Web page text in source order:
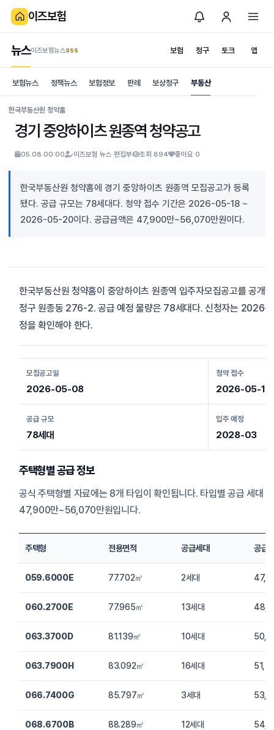
이즈보험
보험 청구
뉴스이즈보험뉴스.RSS 토크 앱
is보험
News
보험뉴스 정책뉴스 보험정보 판례 보상청구 부동산
한국부동산원 청약홈
경기 중앙하이츠 원종역 청약공고
05.08 00:00 이즈보험 뉴스 편집부 조회 894 좋아요 0
한국부동산원 청약홈에 경기 중앙하이츠 원종역 모집공고가 등록
됐다. 공급 규모는 78세대다. 청약 접수 기간은 2026-05-18 ~
2026-05-20이다. 공급금액은 47,900만~56,070만원이다.
한국부동산원 청약홈이 중앙하이츠 원종역 입주자모집공고를 공개
정구 원종동 276-2. 공급 예정 물량은 78세대다. 신청자는
정을 확인해야 한다.
모집공고일
2026-05-08
청약 접수
2026-05-
공급 규모
78세대
입주 예정
2028-03
주택형별 공급 정보
공식 주택형별 자료에는 8개 타입이 확인됩니다. 타입별 공급 세대
47,900만~56,070만원입니다.
주택형 전용면적 공급세대 공급
059.6000E 77.702㎡ 2세대
060.2700E 77.965㎡ 13세대
063.3700D 81.139㎡ 10세대
063.7900H 83.092㎡ 16세대
066.7400G 85.797㎡ 3세대
068.6700B 88.289㎡ 12세대